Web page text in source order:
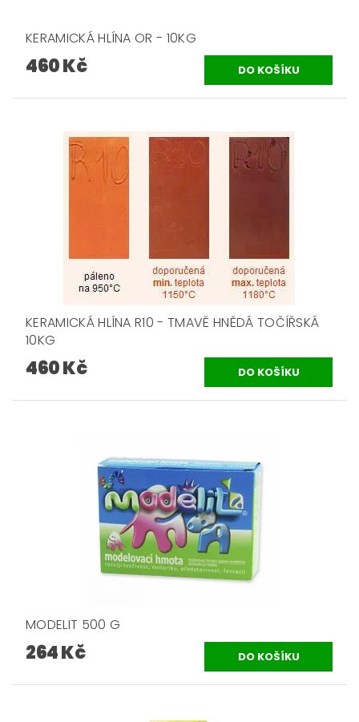
KERAMICKÁ HLÍNA OR - 10KG
460 Kč
KERAMICKÁ HLÍNA R10 - TMAVĚ HNĚDÁ TOČÍŘSKÁ
10KG
460 Kč
MODELIT 500 G
264 Kč